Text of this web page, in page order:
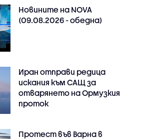
Новините на NOVA
(09.08.2026 - обедна)
Иран отправи редица
искания към САЩ за
отварянето на Ормузкия
проток
Протест във Варна в